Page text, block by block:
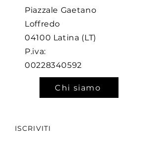
Piazzale Gaetano
Loffredo
04100 Latina (LT)
P.iva:
00228340592
Chi siamo
ISCRIVITI